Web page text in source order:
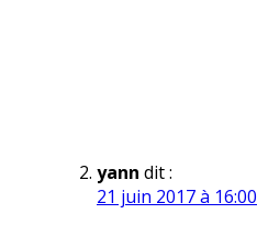
yann dit :
21 juin 2017 à 16:00